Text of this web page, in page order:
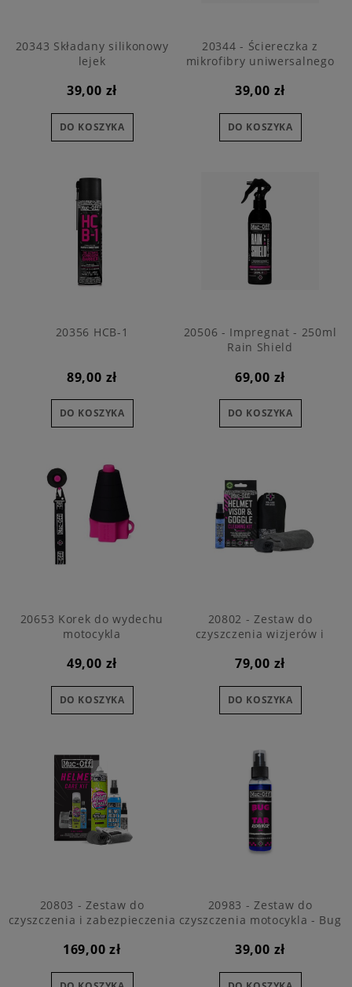
20343 Składany silikonowy
lejek
39,00 zł
DO KOSZYKA
20344 - Ściereczka z
mikrofibry uniwersalnego
Microfibre Detailing Cloth
39,00 zł
DO KOSZYKA
20356 HCB-1
89,00 zł
DO KOSZYKA
20506 - Impregnat - 250ml
Rain Shield
69,00 zł
DO KOSZYKA
20653 Korek do wydechu
motocykla
49,00 zł
DO KOSZYKA
20802 - Zestaw do
czyszczenia wizjerów i
motocykla - Helmet, Visor &
79,00 zł
DO KOSZYKA
20803 - Zestaw do
czyszczenia i zabezpieczenia
169,00 zł
20983 - Zestaw do
czyszczenia motocykla - Bug
39,00 zł